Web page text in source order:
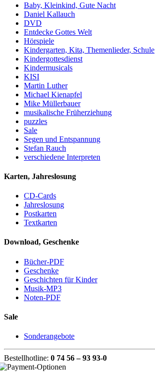
Baby, Kleinkind, Gute Nacht
Daniel Kallauch
DVD
Entdecke Gottes Welt
Hörspiele
Kindergarten, Kita, Themenlieder, Schule
Kindergottesdienst
Kindermusicals
KISI
Martin Luther
Michael Kienapfel
Mike Müllerbauer
musikalische Früherziehung
puzzles
Sale
Segen und Entspannung
Stefan Rauch
verschiedene Interpreten
Karten, Jahreslosung
CD-Cards
Jahreslosung
Postkarten
Textkarten
Download, Geschenke
Bücher-PDF
Geschenke
Geschichten für Kinder
Musik-MP3
Noten-PDF
Sale
Sonderangebote
Bestellhotline: 0 74 56 – 93 93-0